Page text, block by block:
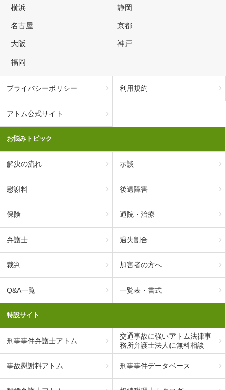
横浜 静岡
名古屋 京都
大阪 神戸
福岡
プライバシーポリシー 利用規約
アトム公式サイト
お悩みトピック
解決の流れ 示談
慰謝料 後遺障害
保険 通院・治療
弁護士 過失割合
裁判 加害者の方へ
Q&A一覧 一覧表・書式
特設サイト
刑事事件弁護士アトム
交通事故に強いアトム法律事
務所弁護士法人に無料相談
事故慰謝料アトム 刑事事件データベース